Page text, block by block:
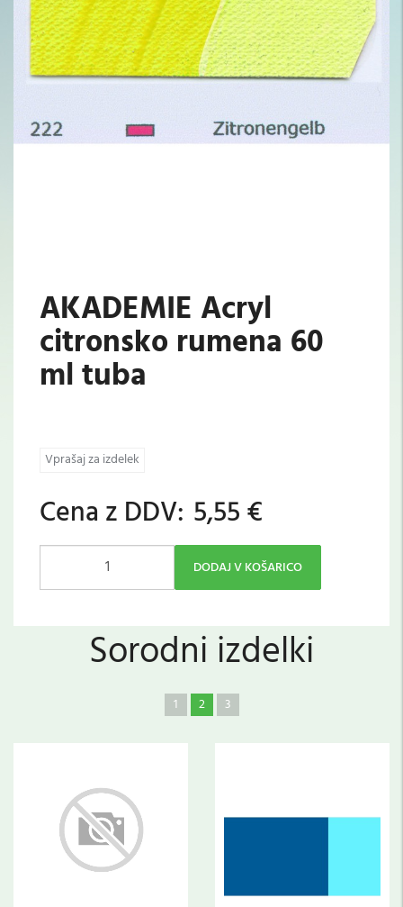
AKADEMIE Acryl
citronsko rumena 60
ml tuba
Vprašaj za izdelek
Cena z DDV: 5,55 €
DODAJ V KOŠARICO
Sorodni izdelki
1 2 3